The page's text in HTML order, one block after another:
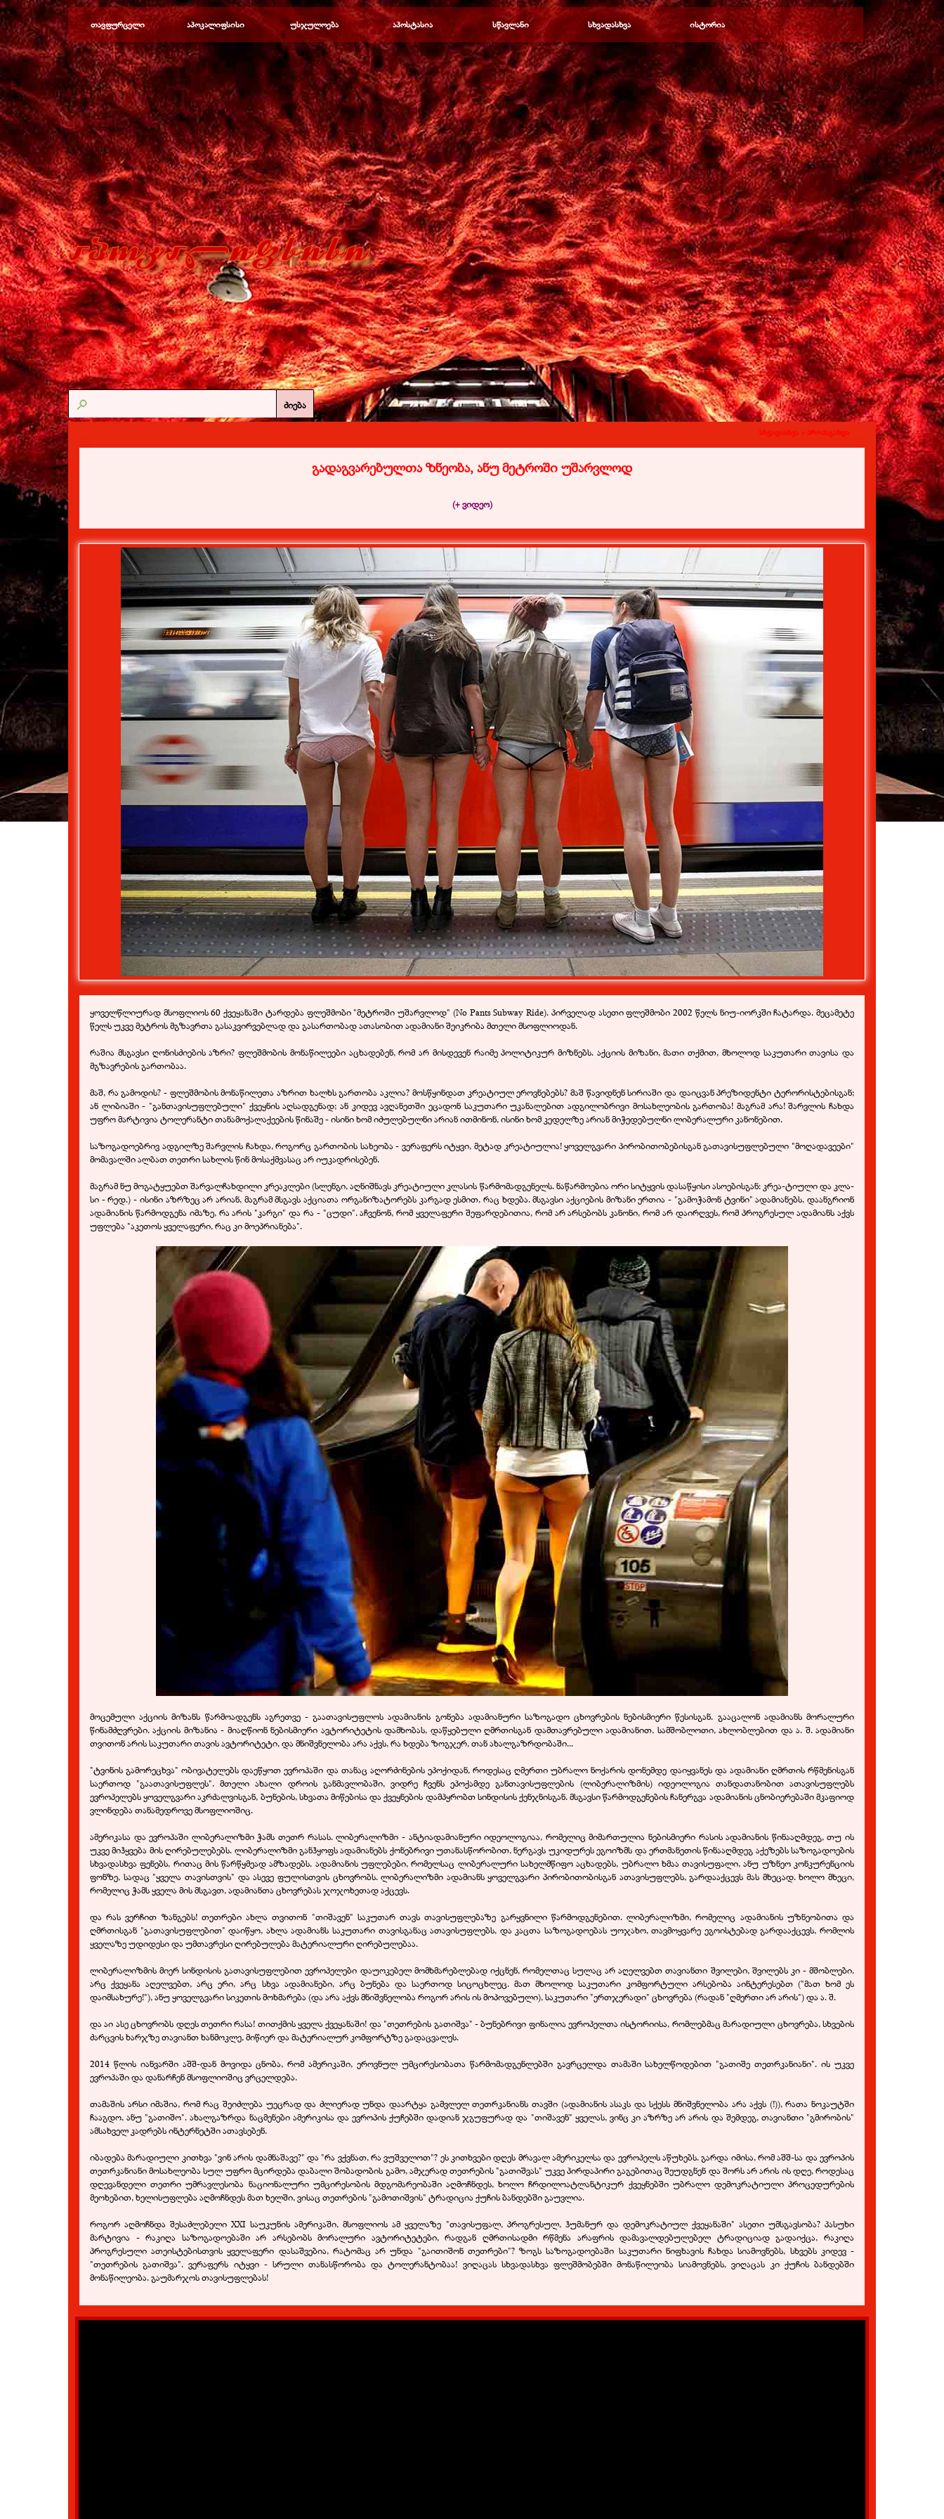
Перейти к контенту
Пропустить меню
თავფურცელი აპოკალიფსისი ▼
უსჯულოება ▼
აპოსტასია ▼
სწავლანი ▼
სხვადასხვა ▼
ისტორია ▼
ძიება
სხვადასხვა > პროპაგანდა
გადაგვარებულთა ზნეობა, ანუ მეტროში უშარვლოდ
(+ ვიდეო)
ყოველწლიურად მსოფლიოს 60 ქვეყანაში ტარდება ფლეშმობი "მეტროში უშარვლოდ" (No Pants Subway Ride). პირველად ასეთი ფლეშმობი 2002 წელს ნიუ-იორკში ჩატარდა. მეცამეტე
წელს უკვე მეტროს მგზავრთა გასაკვირვებლად და გასართობად ათასობით ადამიანი შეიკრიბა მთელი მსოფლიოდან.
რაშია მსგავსი ღონისძიების აზრი? ფლეშმობის მონაწილეები აცხადებენ, რომ არ მისდევენ რაიმე პოლიტიკურ მიზნებს. აქციის მიზანი, მათი თქმით, მხოლოდ საკუთარი თავისა და
მგზავრების გართობაა.
მაშ, რა გამოდის? - ფლეშმობის მონაწილეთა აზრით ხალხს გართობა აკლია? მოსწყინდათ კრეატიულ ეროვნებებს? მაშ წავიდნენ სირიაში და დაიცვან პრეზიდენტი ტერორისტებისგან;
ან ლიბიაში - "განთავისუფლებული" ქვეყნის აღსადგენად; ან კიდევ ავღანეთში ეცადონ საკუთარი უკანალებით ადგილობრივი მოსახლეობის გართობა! მაგრამ არა! შარვლის ჩახდა
უფრო მარტივია ტოლერანტი თანამოქალაქეების წინაშე - ისინი ხომ იძულებულნი არიან ითმინონ, ისინი ხომ კედელზე არიან მიჭედებულნი ლიბერალური კანონებით.
საზოგადოებრივ ადგილზე შარვლის ჩახდა, როგორც გართობის სახეობა - ვერაფერს იტყვი, მეტად კრეატიულია! ყოველგვარი პირობითობებისგან გათავისუფლებული "მოღადავეები"
მომავალში ალბათ თეთრი სახლის წინ მოსაქმვასაც არ იუკადრისებენ.
მაგრამ ნუ მოგატყუებთ შარვალჩახდილი კრეაკლები (სლენგი, აღნიშნავს კრეატიული კლასის წარმომადგენელს. ნაწარმოებია ორი სიტყვის დასაწყისი ასოებისგან: კრეა-ტიული და კლა-
სი - რედ.) - ისინი აზრზეც არ არიან, მაგრამ მსგავს აქციათა ორგანიზატორებს კარგად ესმით, რაც ხდება. მსგავსი აქციების მიზანი ერთია - "გამოჭამონ ტვინი" ადამიანებს, დაანგრიონ
ადამიანის წარმოდგენა იმაზე, რა არის "კარგი" და რა - "ცუდი". აჩვენონ, რომ ყველაფერი შეფარდებითია, რომ არ არსებობს კანონი, რომ არ დაირღვეს, რომ პროგრესულ ადამიანს აქვს
უფლება "აკეთოს ყველაფერი, რაც კი მოეპრიანება".
მოცემული აქციის მიზანს წარმოადგენს აგრეთვე - გაათავისუფლოს ადამიანის გონება ადამიანური საზოგადო ცხოვრების ნებისმიერი წესისგან. გააცალონ ადამიანს მორალური
წინამძღვრები. აქციის მიზანია - მიაღწიონ ნებისმიერი ავტორიტეტის დამხობას, დაწყებული ღმრთისგან დამთავრებული ადამიანით, სამშობლოთი, ახლობლებით და ა. შ. ადამიანი
თვითონ არის საკუთარი თავის ავტორიტეტი, და მნიშვნელობა არა აქვს, რა ხდება ზოგჯერ, თან ახალგაზრდობაში...
"ტვინის გამორეცხვა" ობივატელებს დაეწყოთ ევროპაში და თანაც აღორძინების ეპოქიდან, როდესაც ღმერთი უბრალო ნოქარის დონემდე დაიყვანეს და ადამიანი ღმრთის რწმენისგან
საერთოდ "გაათავისუფლეს". მთელი ახალი დროის განმავლობაში, ვიდრე ჩვენს ეპოქამდე განთავისუფლების (ლიბერალიზმის) იდეოლოგია თანდათანობით ათავისუფლებს
ევროპელებს ყოველგვარი აკრძალვისგან, ბუნების, სხვათა მიწებისა და ქვეყნების დამპყრობთ სინდისის ქენჯნისგან. მსგავსი წარმოდგენების ჩანერგვა ადამიანის ცნობიერებაში მკაფიოდ
ვლინდება თანამედროვე მსოფლიოშიც.
ამერიკასა და ევროპაში ლიბერალიზმი ჭამს თეთრ რასას. ლიბერალიზმი - ანტიადამიანური იდეოლოგიაა, რომელიც მიმართულია ნებისმიერი რასის ადამიანის წინააღმდეგ, თუ ის
უკვე მიჰყვება მის ღირებულებებს. ლიბერალიზმი განჰყოფს ადამიანებს ქონებრივი უთანასწორობით, ნერგავს უკიდურეს ეგოიზმს და ერთმანეთის წინააღმდეგ აქეზებს საზოგადოების
სხვადასხვა ფენებს, რითაც მის წარწყმეად ამზადებს. ადამიანის უფლებები, რომელსაც ლიბერალური სახელმწიფო აცხადებს, უბრალო ხმაა თავისუფალი, ანუ უზნეო კონკურენციის
ფონზე, სადაც "ყველა თავისთვის" და ასევე ფულისთვის ცხოვრობს. ლიბერალიზმი ადამიანს ყოველგვარი პირობითობისგან ათავისუფლებს, გარდააქცევს მას მხეცად. ხოლო მხეცი,
რომელიც ჭამს ყველა მის მსგავთ, ადამიანთა ცხოვრებას ჯოჯოხეთად აქცევს.
და რას ვერჩით ზანგებს! თეთრები ახლა თვითონ "თიშავენ" საკუთარ თავს თავისუფლებაზე გარყვნილი წარმოდგენებით. ლიბერალიზმი, რომელიც ადამიანის უზნეობითა და
ღმრთისგან "გათავისუფლებით" დაიწყო, ახლა ადამიანს საკუთარი თავისგანაც ათავისუფლებს, და კაცთა საზოგადოებას უოჯახო, თავმოყვარე ეგოისტებად გარდააქცევს, რომლის
ყველაზე უდიდესი და უმთავრესი ღირებულება მატერიალური ღირებულებაა.
ლიბერალიზმის მიერ სინდისის გათავისუფლებით ევროპელები დაუოკებელ მომხმარებლებად იქცნენ, რომელთაც სულაც არ აღელვებთ თავიანთი შვილები, შვილებს კი - მშობლები.
არც ქვეყანა აღელვებთ, არც ერი, არც სხვა ადამიანები, არც ბუნება და საერთოდ სიცოცხლეც. მათ მხოლოდ საკუთარი კომფორტული არსებობა აინტერესებთ ("მათ ხომ ეს
დაიმსახურე!"), ანუ ყოველგვარი სიკეთის მოხმარება (და არა აქვს მნიშვნელობა როგორ არის ის მოპოვებული), საკუთარი "ერთჯერადი" ცხოვრება (რადან "ღმერთი არ არის") და ა. შ.
და აი ასე ცხოვრობს დღეს თეთრი რასა! თითქმის ყველა ქვეყანაში! და "თეთრების გათიშვა" - ბუნებრივი ფინალია ევროპელთა ისტორიისა, რომლებმაც მარადიული ცხოვრება, სხვების
ძარცვის ხარჯზე თავიანთ ხანმოკლე, მიწიერ და მატერიალურ კომფორტზე გადაცვალეს.
2014 წლის იანვარში აშშ-დან მოვიდა ცნობა, რომ ამერიკაში, ეროვნულ უმცირესობათა წარმომადგენლებში გავრცელდა თამაში სახელწოდებით "გათიშე თეთრკანიანი". ის უკვე
ევროპაში და დანარჩენ მსოფლიოშიც ვრცელდება.
თამაშის არსი იმაშია, რომ რაც შეიძლება უეცრად და ძლიერად უნდა დაარტყა გამვლელ თეთრკანიანს თავში (ადამიანის ასაკს და სქესს მნიშვნელობა არა აქვს (!)), რათა ნოკაუტში
ჩააგდო, ანუ "გათიშო". ახალგაზრდა ნაცმენები ამერიკისა და ევროპის ქუჩებში დადიან ჯგუფურად და "თიშავენ" ყველას, ვინც კი აზრზე არ არის და შემდეგ, თავიანთი "გმირობის"
ამსახველ კადრებს ინტერნეტში ათავსებენ.
იბადება მარადიული კითხვა "ვინ არის დამნაშავე?" და "რა ვქვნათ, რა ვუშველოთ"? ეს კითხვები დღეს მრავალ ამერიკელსა და ევროპელს აწუხებს. გარდა იმისა, რომ აშშ-სა და ევროპის
თეთრკანიანი მოსახლეობა სულ უფრო მცირდება დაბალი შობადობის გამო, ამჯერად თეთრების "გათიშვას" უკვე პირდაპირი გაგებითაც შეუდგნენ და შორს არ არის ის დღე, როდესაც
დღევანდელი თეთრი უმრავლესობა ნაციონალური უმცირესობის მდგომარეობაში აღმოჩნდეს, ხოლო ჩრდილოატლანტიკურ ქვეყნებში უბრალო დემოკრატიული პროცედურების
მეოხებით, ხელისუფლება აღმოჩნდეს მათ ხელში, ვისაც თეთრების "გამოთიშვის" ტრადიცია ქუჩის ბანდებში გაუვლია.
როგორ აღმოჩნდა შესაძლებელი XXI საუკუნის ამერიკაში, მსოფლიოს ამ ყველაზე "თავისუფალ, პროგრესულ, ჰუმანურ და დემოკრატიულ ქვეყანაში" ასეთი უმსგავსობა? პასუხი
მარტივია - რაკიღა საზოგადოებაში არ არსებობს მორალური ავტორიტეტები, რადგან ღმრთისადმი რწმენა არაფრის დამავალდებულებელ ტრადიციად გადაიქცა, რაკიღა
პროგრესული ათეისტებისთვის ყველაფერი დასაშვებია, რატომაც არ უნდა "გაითიშონ თეთრები"? ზოგს საზოგადოებაში საკუთარი ნიფხავის ჩახდა სიამოვნებს, სხვებს კიდევ -
"თეთრების გათიშვა". ვერაფერს იტყვი - სრული თანასწორობა და ტოლერანტობაა! ვიღაცას სხვადასხვა ფლეშმობებში მონაწილეობა სიამოვნებს, ვიღაცას კი ქუჩის ბანდებში
მონაწილეობა. გაუმარჯოს თავისუფლებას!